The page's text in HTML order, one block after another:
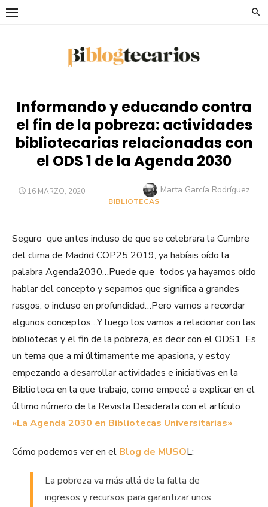
Saltar
Informando y educando contra
el fin de la pobreza: actividades
bibliotecarias relacionadas con
el ODS 1 de la Agenda 2030
PUBLICADO
16 MARZO, 2020 Autor
Marta García Rodríguez
BIBLIOTECAS
Seguro que antes incluso de que se celebrara la Cumbre
del clima de Madrid COP25 2019, ya habíais oído la
palabra Agenda2030…Puede que todos ya hayamos oído
hablar del concepto y sepamos que significa a grandes
rasgos, o incluso en profundidad…Pero vamos a recordar
algunos conceptos…Y luego los vamos a relacionar con las
bibliotecas y el fin de la pobreza, es decir con el ODS1. Es
un tema que a mi últimamente me apasiona, y estoy
empezando a desarrollar actividades e iniciativas en la
Biblioteca en la que trabajo, como empecé a explicar en el
último número de la Revista Desiderata con el artículo
«La Agenda 2030 en Bibliotecas Universitarias»
Cómo podemos ver en el Blog de MUSOL:
La pobreza va más allá de la falta de
ingresos y recursos para garantizar unos